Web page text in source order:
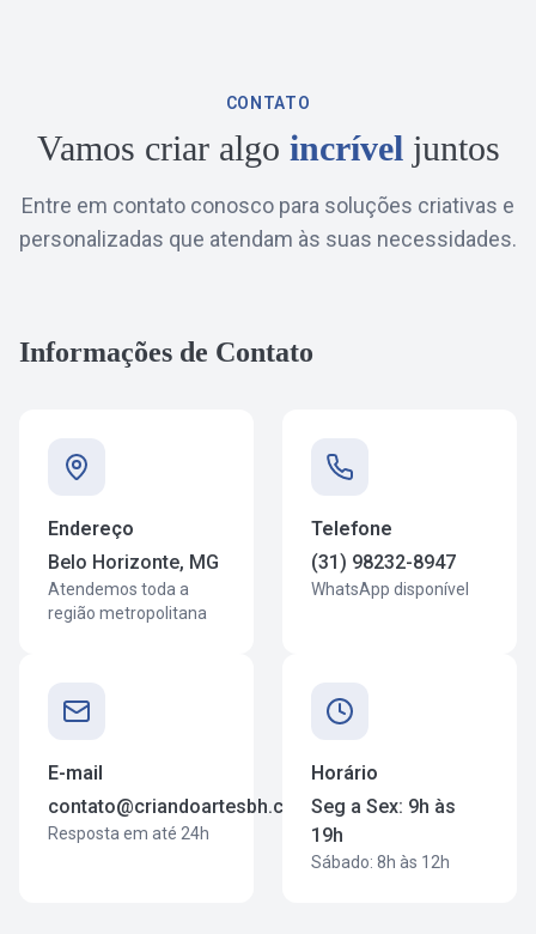
CONTATO
Vamos criar algo incrível juntos
Entre em contato conosco para soluções criativas e
personalizadas que atendam às suas necessidades.
Informações de Contato
Endereço
Belo Horizonte, MG
Atendemos toda a
região metropolitana
Telefone
(31) 98232-8947
WhatsApp disponível
E-mail
contato@criandoartesbh.com.br
Resposta em até 24h
Horário
Seg a Sex: 9h às
19h
Sábado: 8h às 12h